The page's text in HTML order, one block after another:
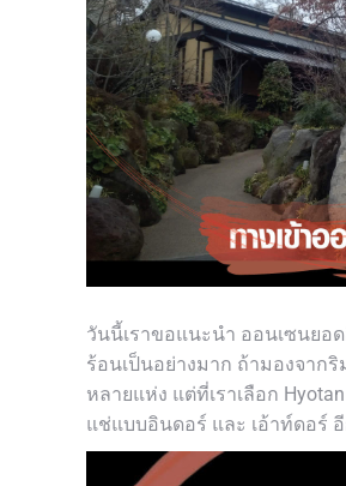
วันนี้เราขอแนะนำ ออนเซนยอด
ร้อนเป็นอย่างมาก ถ้ามองจาก
หลายแห่ง แต่ที่เราเลือก
แช่แบบอินดอร์ และ เอ้าท์ดอร์